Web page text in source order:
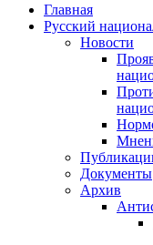
Главная
Русский
Новости
Документы
Архив